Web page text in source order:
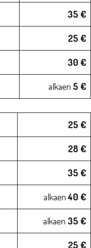
35 €
25 €
30 €
alkaen 5 €
25 €
28 €
35 €
alkaen40 €
alkaen 35 €
25 €